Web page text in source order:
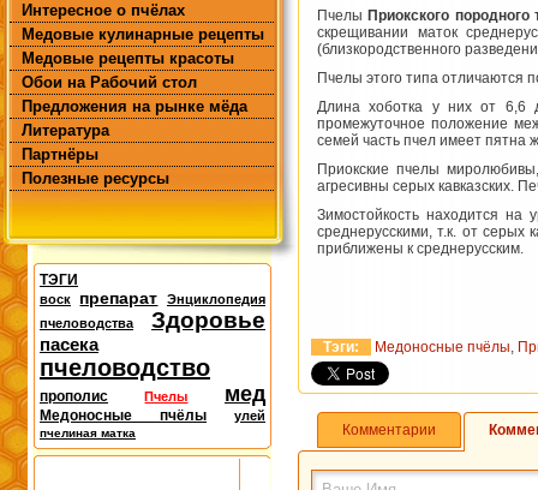
Интересное о пчёлах
Медовые кулинарные рецепты
Медовые рецепты красоты
Обои на Рабочий стол
Предложения на рынке мёда
Литература
Партнёры
Полезные ресурсы
ТЭГИ
воск препарат
Энциклопедия
пчеловодства
Здоровье
пасека
пчеловодство
прополис Пчелы мед
Медоносные пчёлы улей
пчелиная матка
Пчелы Приокского породного
скрещивании маток
(близкородственного
Пчелы этого типа отличаются
Длина хоботка у них от 6,6
промежуточное положение
семей часть пчел имеет пятна
Приокские пчелы
агресивны серых кавказских.
Зимостойкость находится на
среднерусскими, т.к. от серых
приближены к среднерусским.
Тэги: Медоносные пчёлы,
Комментарии